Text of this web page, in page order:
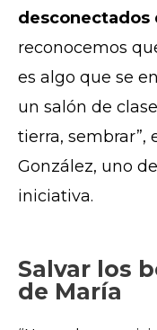
desconectados
reconocemos
es algo que se
un salón de
tierra, sembrar”,
González, uno
iniciativa.
Salvar los
de María